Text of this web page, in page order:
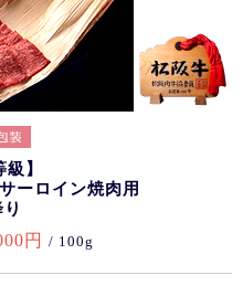
級】
ーロイン焼肉用
円 / 100g